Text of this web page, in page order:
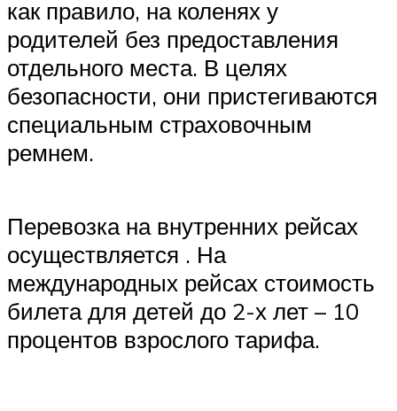
как правило, на коленях у
родителей без предоставления
отдельного места. В целях
безопасности, они пристегиваются
специальным страховочным
ремнем.
Перевозка на внутренних рейсах
осуществляется . На
международных рейсах стоимость
билета для детей до 2-х лет – 10
процентов взрослого тарифа.